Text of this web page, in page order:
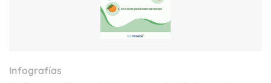
Infografías